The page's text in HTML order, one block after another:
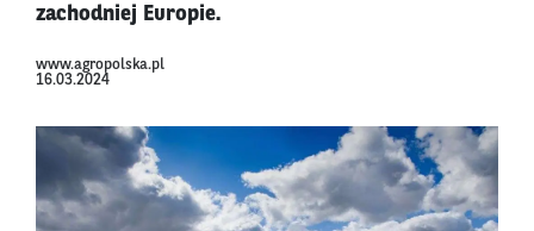
zachodniej Europie.
www.agropolska.pl
16.03.2024